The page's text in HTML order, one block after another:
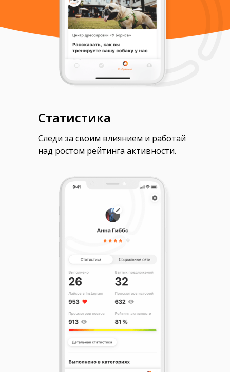
Статистика
Следи за своим влиянием и работай
над ростом рейтинга активности.